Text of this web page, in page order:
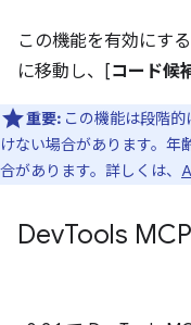
この機能を有効にす
に移動し、[コード候
重要: この機能は段階
けない場合があります。年
合があります。詳しくは、
DevTools